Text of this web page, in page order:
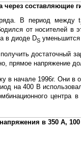
через составляющие
В период между t
от носителей в
в диоде DS
достаточный
прямое напряжение
начале 1996г. Oни
на 400 В